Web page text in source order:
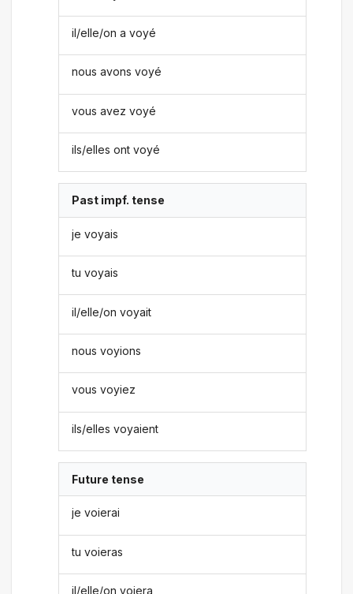
il/elle/on a voyé
nous avons voyé
vous avez voyé
ils/elles ont voyé
Past impf. tense
je voyais
tu voyais
il/elle/on voyait
nous voyions
vous voyiez
ils/elles voyaient
Future tense
je voierai
tu voieras
il/elle/on voiera